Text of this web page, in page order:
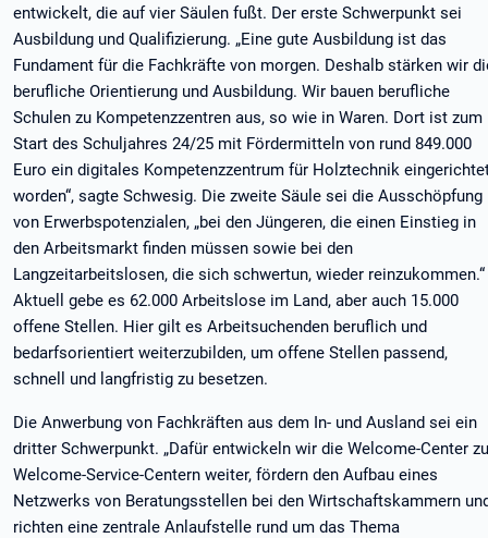
entwickelt, die auf vier Säulen fußt. Der erste Schwerpunkt sei
Ausbildung und Qualifizierung. „Eine gute Ausbildung ist das
Fundament für die Fachkräfte von morgen. Deshalb stärken wir
berufliche Orientierung und Ausbildung. Wir bauen berufliche
Schulen zu Kompetenzzentren aus, so wie in Waren. Dort ist zum
Start des Schuljahres 24/25 mit Fördermitteln von rund 849.000
Euro ein digitales Kompetenzzentrum für Holztechnik
worden“, sagte Schwesig. Die zweite Säule sei die Ausschöpfung
von Erwerbspotenzialen, „bei den Jüngeren, die einen Einstieg in
den Arbeitsmarkt finden müssen sowie bei den
Langzeitarbeitslosen, die sich schwertun, wieder reinzukommen.“
Aktuell gebe es 62.000 Arbeitslose im Land, aber auch 15.000
offene Stellen. Hier gilt es Arbeitsuchenden beruflich und
bedarfsorientiert weiterzubilden, um offene Stellen passend,
schnell und langfristig zu besetzen.
Die Anwerbung von Fachkräften aus dem In- und Ausland sei ein
dritter Schwerpunkt. „Dafür entwickeln wir die Welcome-Center zu
Welcome-Service-Centern weiter, fördern den Aufbau eines
Netzwerks von Beratungsstellen bei den Wirtschaftskammern
richten eine zentrale Anlaufstelle rund um das Thema